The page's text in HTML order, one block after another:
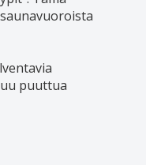
puuttua